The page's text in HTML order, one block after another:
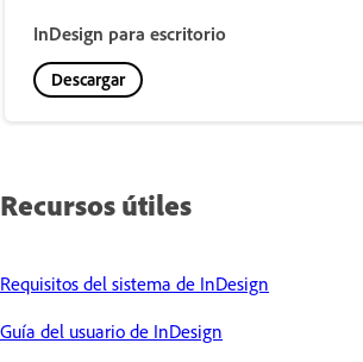
InDesign para escritorio
Descargar
Recursos útiles
Requisitos del sistema de InDesign
Guía del usuario de InDesign